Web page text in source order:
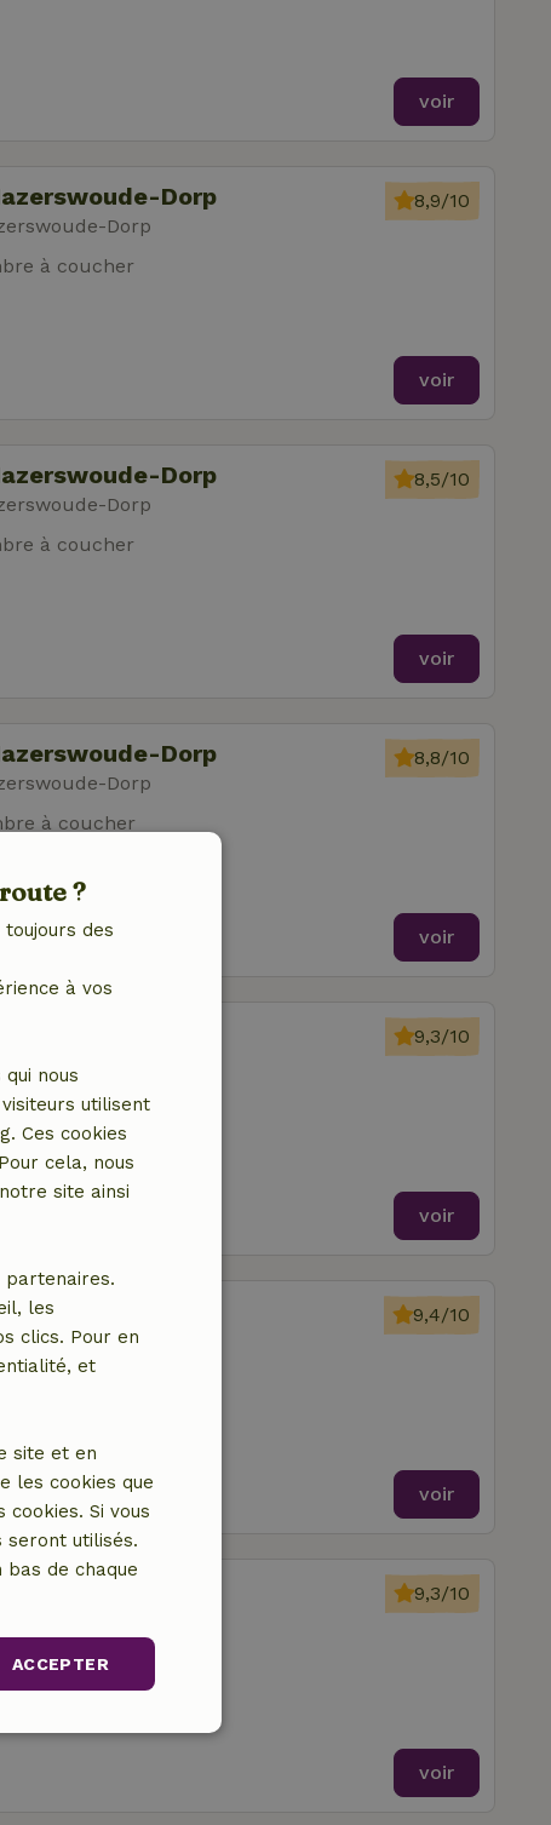
voir
Dorp
Dorp
8,9/10
à coucher
voir
Dorp
Dorp
8,5/10
à coucher
voir
Dorp
Dorp
8,8/10
à coucher
voir
9,3/10
à coucher
voir
Dorp
Dorp
9,4/10
à coucher
voir
Dorp 9,3/10
à coucher
voir
?
des
à vos
nous
utilisent
Ces cookies
cela, nous
site ainsi
partenaires.
les
clics. Pour en
et
site et en
les cookies que
Si vous
seront utilisés.
de chaque
ACCEPTER
Non classifiés